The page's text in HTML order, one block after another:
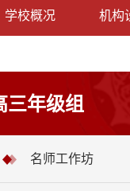
学校概况 机构
三年级组
名师工作坊